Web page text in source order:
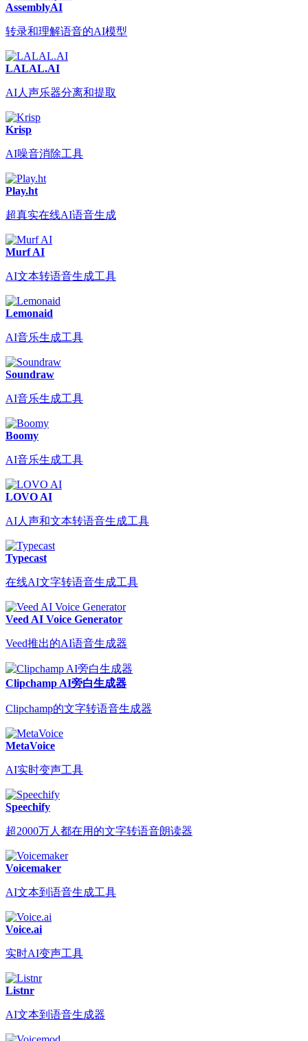
AssemblyAI
转录和理解语音的AI模型
LALAL.AI
AI人声乐器分离和提取
Krisp
AI噪音消除工具
Play.ht
超真实在线AI语音生成
Murf AI
AI文本转语音生成工具
Lemonaid
AI音乐生成工具
Soundraw
AI音乐生成工具
Boomy
AI音乐生成工具
LOVO AI
AI人声和文本转语音生成工具
Typecast
在线AI文字转语音生成工具
Veed AI Voice Generator
Veed推出的AI语音生成器
Clipchamp AI旁白生成器
Clipchamp的文字转语音生成器
MetaVoice
AI实时变声工具
Speechify
超2000万人都在用的文字转语音朗读器
Voicemaker
AI文本到语音生成工具
Voice.ai
实时AI变声工具
Listnr
AI文本到语音生成器